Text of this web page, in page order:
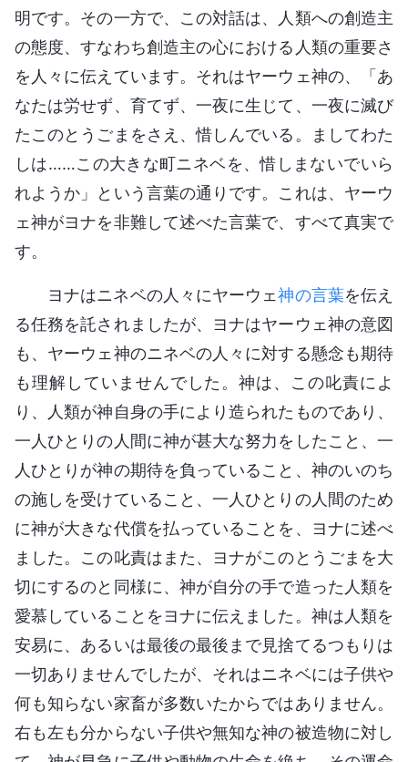
明です。その一方で、この対話は、人類への創造主
の態度、すなわち創造主の心における人類の重要さ
を人々に伝えています。それはヤーウェ神の、「あ
なたは労せず、育てず、一夜に生じて、一夜に滅び
たこのとうごまをさえ、惜しんでいる。ましてわた
しは……この大きな町ニネベを、惜しまないでいら
れようか」という言葉の通りです。これは、ヤーウ
ェ神がヨナを非難して述べた言葉で、すべて真実で
す。
ヨナはニネベの人々にヤーウェ神の言葉を伝え
る任務を託されましたが、ヨナはヤーウェ神の意図
も、ヤーウェ神のニネベの人々に対する懸念も期待
も理解していませんでした。神は、この叱責によ
り、人類が神自身の手により造られたものであり、
一人ひとりの人間に神が甚大な努力をしたこと、一
人ひとりが神の期待を負っていること、神のいのち
の施しを受けていること、一人ひとりの人間のため
に神が大きな代償を払っていることを、ヨナに述べ
ました。この叱責はまた、ヨナがこのとうごまを大
切にするのと同様に、神が自分の手で造った人類を
愛慕していることをヨナに伝えました。神は人類を
安易に、あるいは最後の最後まで見捨てるつもりは
一切ありませんでしたが、それはニネベには子供や
何も知らない家畜が多数いたからではありません。
右も左も分からない子供や無知な神の被造物に対し